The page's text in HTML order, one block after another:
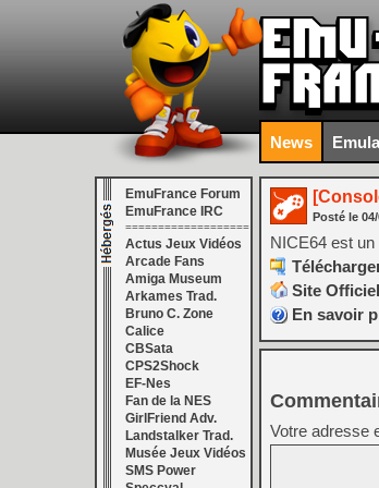
News
EmuFrance Forum
EmuFrance IRC
===================
Actus Jeux Vidéos
Arcade Fans
Amiga Museum
Arkames Trad.
Bruno C. Zone
Calice
CBSata
CPS2Shock
EF-Nes
Fan de la NES
GirlFriend Adv.
Landstalker Trad.
Musée Jeux Vidéos
SMS Power
Posté le
NICE64 est
Site Officiel
En savoir
Votre adresse